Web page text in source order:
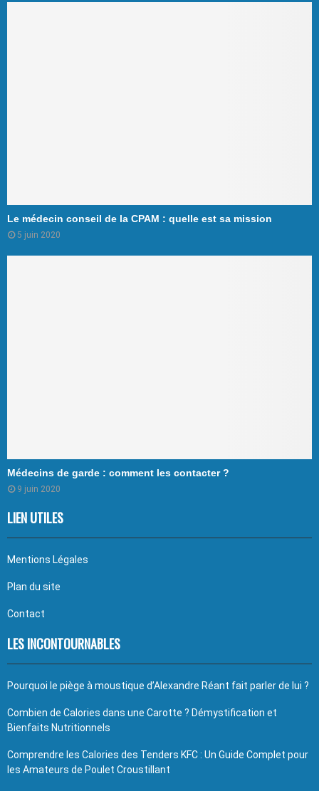
Le médecin conseil de la CPAM : quelle est sa mission
5 juin 2020
Médecins de garde : comment les contacter ?
9 juin 2020
LIEN UTILES
Mentions Légales
Plan du site
Contact
LES INCONTOURNABLES
Pourquoi le piège à moustique d’Alexandre Réant fait parler de lui ?
Combien de Calories dans une Carotte ? Démystification et
Bienfaits Nutritionnels
Comprendre les Calories des Tenders KFC : Un Guide Complet pour
les Amateurs de Poulet Croustillant